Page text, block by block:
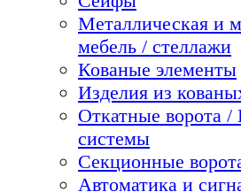
Металлическая и
мебель / стеллажи
Кованые элементы
Изделия из
Откатные ворота /
системы
Секционные
Автоматика и